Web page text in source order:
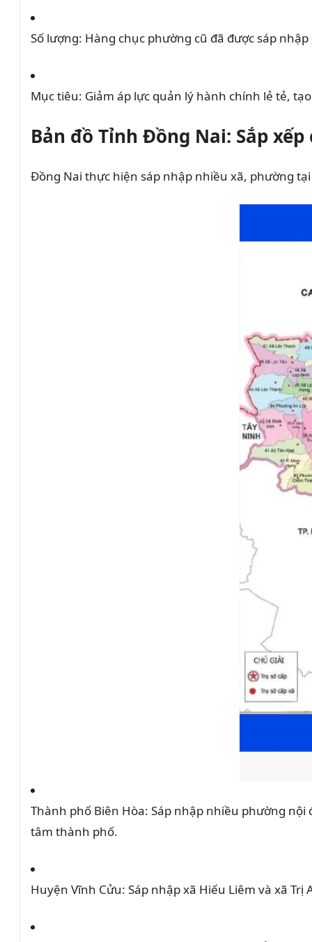
Số lượng: Hàng chục phường cũ đã được sáp
Mục tiêu: Giảm áp lực quản lý hành chính lẻ tẻ,
Bản đồ Tỉnh Đồng Nai: Sắp xếp
Đồng Nai thực hiện sáp nhập nhiều xã, phường
Thành phố Biên Hòa: Sáp nhập nhiều phường
tâm thành phố.
Huyện Vĩnh Cửu: Sáp nhập xã Hiếu Liêm và xã Trị